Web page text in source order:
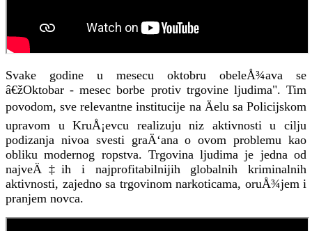
Svake godine u mesecu oktobru obeleÅ¾ava se
â€žOktobar - mesec borbe protiv trgovine ljudima". Tim
povodom, sve relevantne institucije na Äelu sa Policijskom
upravom u KruÅ¡evcu realizuju niz aktivnosti u cilju
podizanja nivoa svesti graÄ‘ana o ovom problemu kao
obliku modernog ropstva. Trgovina ljudima je jedna od
najveÄ‡ih i najprofitabilnijih globalnih kriminalnih
aktivnosti, zajedno sa trgovinom narkoticama, oruÅ¾jem i
pranjem novca.